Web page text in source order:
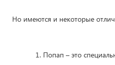
Но имеются и некоторые
Попап – это